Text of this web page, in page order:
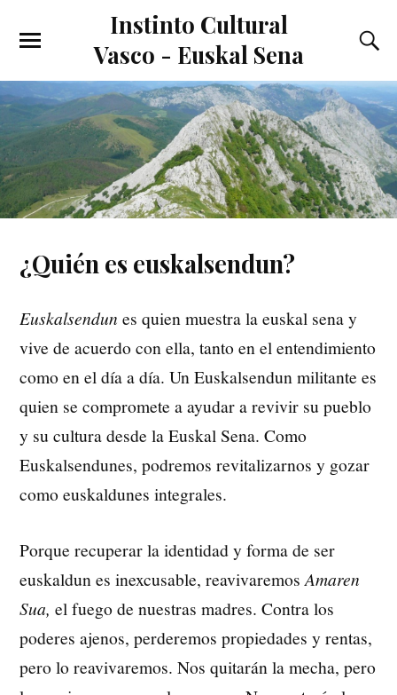
Instinto Cultural
Vasco - Euskal Sena
¿Quién es euskalsendun?
Euskalsendun es quien muestra la euskal sena y
vive de acuerdo con ella, tanto en el entendimiento
como en el día a día. Un Euskalsendun militante es
quien se compromete a ayudar a revivir su pueblo
y su cultura desde la Euskal Sena. Como
Euskalsendunes, podremos revitalizarnos y gozar
como euskaldunes integrales.
Porque recuperar la identidad y forma de ser
euskaldun es inexcusable, reavivaremosAmaren
Sua,el fuego de nuestras madres. Contra los
poderes ajenos, perderemos propiedades y rentas,
pero lo reavivaremos. Nos quitarán la mecha, pero